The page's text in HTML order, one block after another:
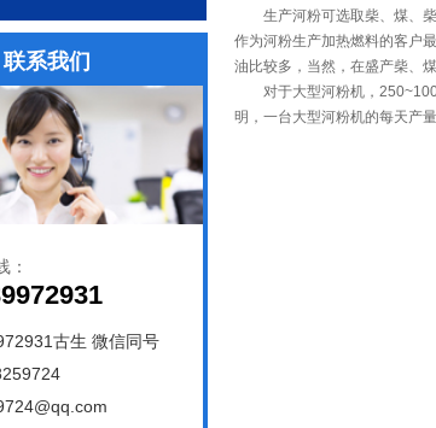
联系我们
：
古生 微信同号
生产河粉可选取柴、煤、柴
作为河粉生产加热燃料的客户
油比较多，当然，在盛产柴、
对于大型河粉机，250~1000
明，一台大型河粉机的每天产